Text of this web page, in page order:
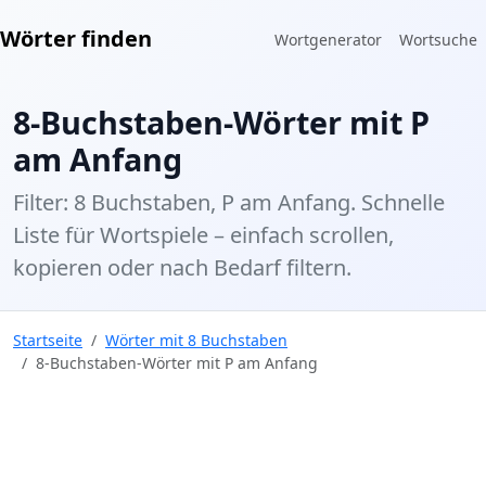
Wörter finden Wortgenerator Wortsuche
8-Buchstaben-Wörter mit P
am Anfang
Filter: 8 Buchstaben, P am Anfang. Schnelle
Liste für Wortspiele – einfach scrollen,
kopieren oder nach Bedarf filtern.
Startseite
Wörter mit 8 Buchstaben
8-Buchstaben-Wörter mit P am Anfang